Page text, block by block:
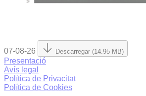
07-08-26 Descarregar (14.95 MB)
Presentació
Avís legal
Política de Privacitat
Política de Cookies